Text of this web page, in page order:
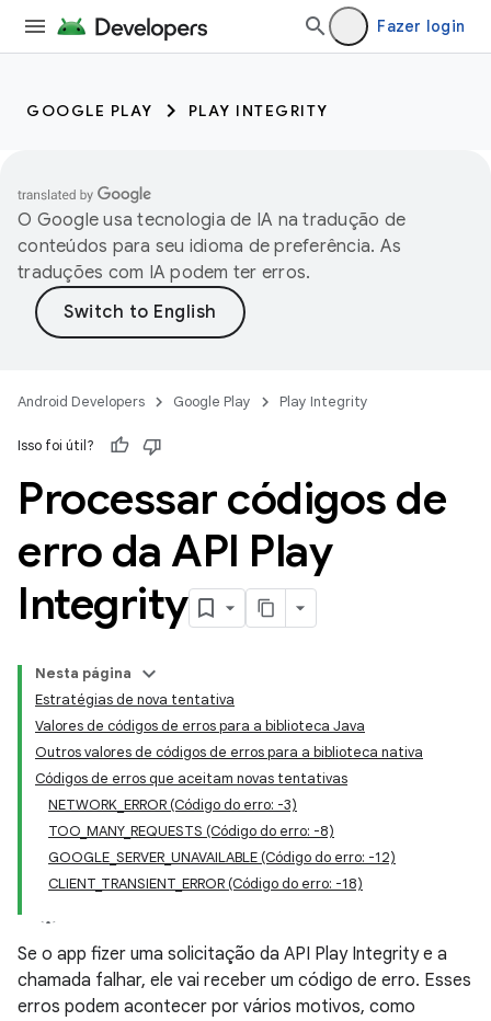
Fazer login
GOOGLE PLAY PLAY INTEGRITY
O Google usa tecnologia de IA na tradução de
conteúdos para seu idioma de preferência. As
traduções com IA podem ter erros.
Android Developers Google Play Play Integrity
Isso foi útil?
Processar códigos de
erro da API Play
Integrity
Nesta página
Estratégias de nova tentativa
Valores de códigos de erros para a biblioteca Java
Outros valores de códigos de erros para a biblioteca nativa
Códigos de erros que aceitam novas tentativas
NETWORK_ERROR (Código do erro: -3)
TOO_MANY_REQUESTS (Código do erro: -8)
GOOGLE_SERVER_UNAVAILABLE (Código do erro: -12)
CLIENT_TRANSIENT_ERROR (Código do erro: -18)
Se o app fizer uma solicitação da API Play Integrity e a
chamada falhar, ele vai receber um código de erro. Esses
erros podem acontecer por vários motivos, como